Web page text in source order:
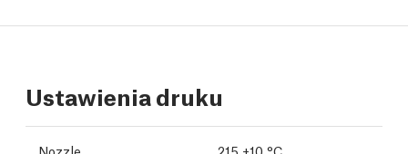
Ustawienia druku